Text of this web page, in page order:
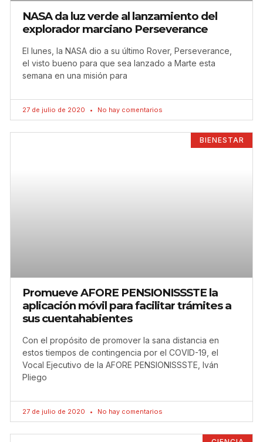
NASA da luz verde al lanzamiento del
explorador marciano Perseverance
El lunes, la NASA dio a su último Rover, Perseverance,
el visto bueno para que sea lanzado a Marte esta
semana en una misión para
27 de julio de 2020 No hay comentarios
BIENESTAR
Promueve AFORE PENSIONISSSTE la
aplicación móvil para facilitar trámites a
sus cuentahabientes
Con el propósito de promover la sana distancia en
estos tiempos de contingencia por el COVID-19, el
Vocal Ejecutivo de la AFORE PENSIONISSSTE, Iván
Pliego
27 de julio de 2020 No hay comentarios